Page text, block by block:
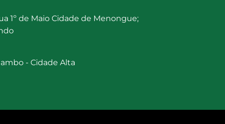
1º de Maio Cidade de Menongue;
- Cidade Alta